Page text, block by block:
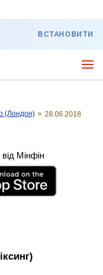
ВСТАНОВИТИ
(Лондон) » 28.06.2018
Мінфін